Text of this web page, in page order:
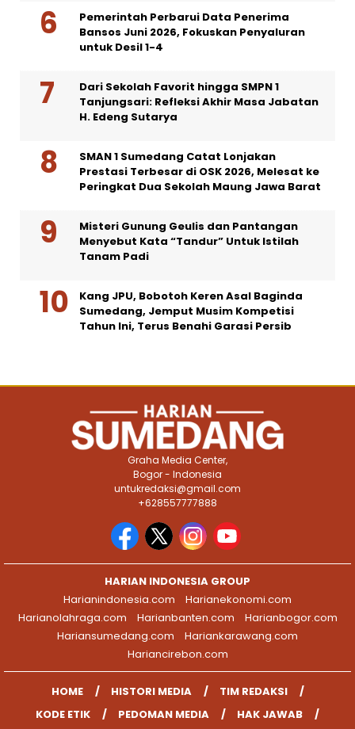
Pemerintah Perbarui Data Penerima
Bansos Juni 2026, Fokuskan Penyaluran
untuk Desil 1-4
Dari Sekolah Favorit hingga SMPN 1
Tanjungsari: Refleksi Akhir Masa Jabatan
H. Edeng Sutarya
SMAN 1 Sumedang Catat Lonjakan
Prestasi Terbesar di OSK 2026, Melesat ke
Peringkat Dua Sekolah Maung Jawa Barat
Misteri Gunung Geulis dan Pantangan
Menyebut Kata “Tandur” Untuk Istilah
Tanam Padi
Kang JPU, Bobotoh Keren Asal Baginda
Sumedang, Jemput Musim Kompetisi
Tahun Ini, Terus Benahi Garasi Persib
Graha Media Center,
Bogor - Indonesia
untukredaksi@gmail.com
+628557777888
HARIAN INDONESIA GROUP
Harianindonesia.com
Harianekonomi.com
Harianolahraga.com
Harianbanten.com
Harianbogor.com
Hariansumedang.com
Hariankarawang.com
Hariancirebon.com
HOME HISTORI MEDIA
TIM REDAKSI
KODE ETIK
PEDOMAN MEDIA HAK JAWAB